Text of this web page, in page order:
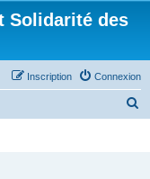
Solidarité des
Connexion
Inscription